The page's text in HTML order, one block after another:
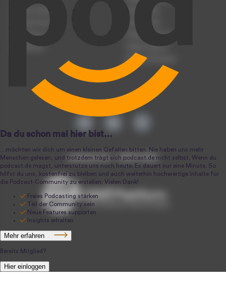
Podcast hochladen
Podcast-Events
Registrierung
Anmeldung
Podcast-Jobs
Podcast-Push
Podcast-Werbung
Podcast-Agentur
Podcast-Produktion
podcast.de ~ 2004-2026